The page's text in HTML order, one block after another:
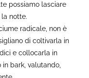
possiamo lasciare
notte.
radicale, non è
di coltivarla in
e collocarla in
bark, valutando,